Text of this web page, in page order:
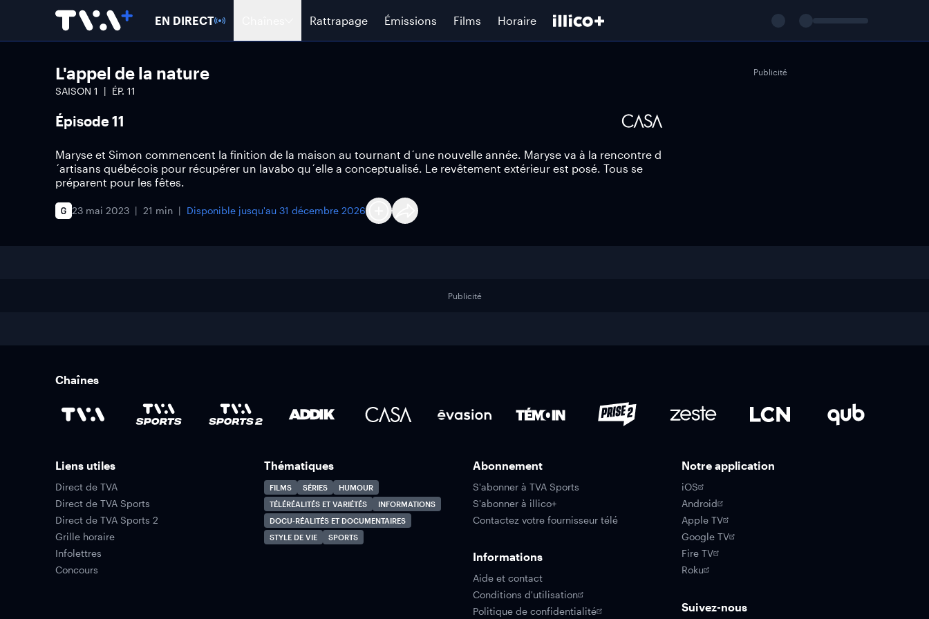
EN DIRECT Rattrapage Émissions Films Horaire
L'appel de la nature
SAISON 1 ÉP. 11
Épisode 11
Maryse et Simon commencent la finition de la maison au tournant d´une nouvelle année. Maryse va à la rencontre d
´artisans québécois pour récupérer un lavabo qu´elle a conceptualisé. Le revêtement extérieur est posé. Tous se
préparent pour les fêtes.
23 mai 2023 21 min Disponible jusqu'au 31 décembre 2026
Publicité
Publicité
Chaînes
Liens utiles
Direct de TVA
Direct de TVA Sports
Direct de TVA Sports 2
Grille horaire
Infolettres
Concours
Thématiques
FILMS SÉRIES
HUMOUR
TÉLÉRÉALITÉS ET VARIÉTÉS
INFORMATIONS
DOCU-RÉALITÉS ET DOCUMENTAIRES
STYLE DE VIE
SPORTS
Abonnement
S'abonner à TVA Sports
S'abonner à illico+
Contactez votre fournisseur télé
Informations
Aide et contact
Conditions d'utilisation
Politique de confidentialité
Notre application
iOS
Android
Apple TV
Google TV
Fire TV
Roku
Suivez-nous